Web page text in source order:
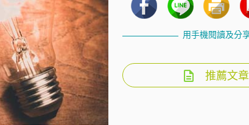
用手機閱讀及分
推薦文章